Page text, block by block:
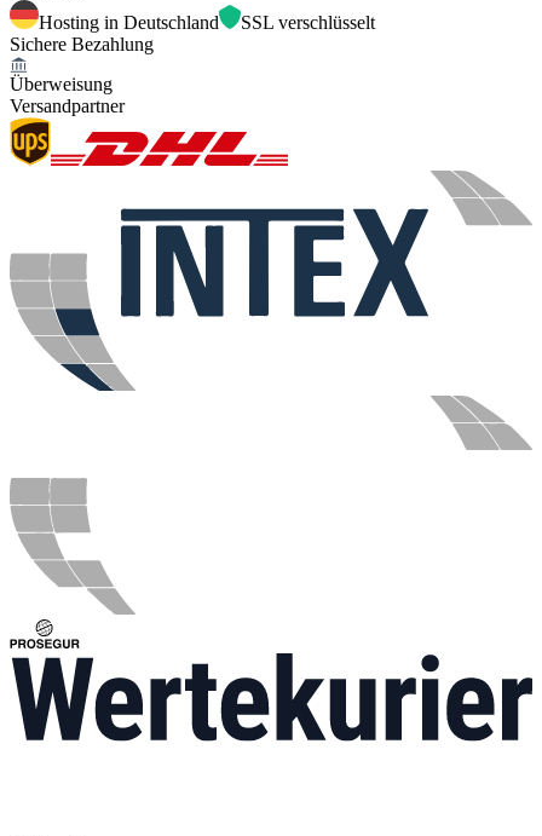
Hosting in Deutschland
SSL verschlüsselt
Sichere Bezahlung
Überweisung
Versandpartner